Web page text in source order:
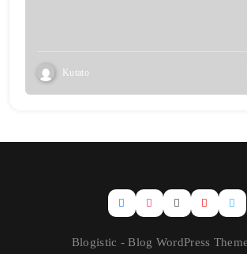
Kutato
Blogistic - Blog WordPress